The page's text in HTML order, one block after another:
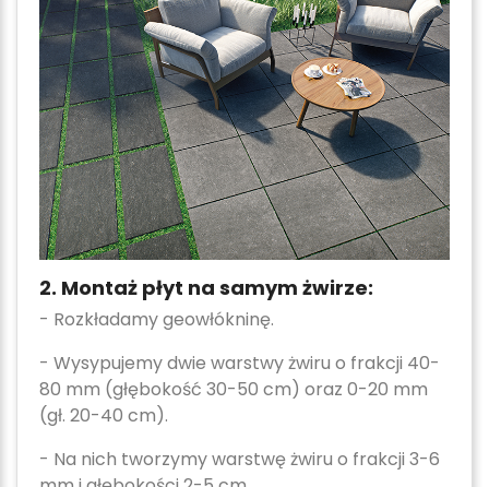
2. Montaż płyt na samym żwirze:
- Rozkładamy geowłókninę.
- Wysypujemy dwie warstwy żwiru o frakcji 40-
80 mm (głębokość 30-50 cm) oraz 0-20 mm
(gł. 20-40 cm).
- Na nich tworzymy warstwę żwiru o frakcji 3-6